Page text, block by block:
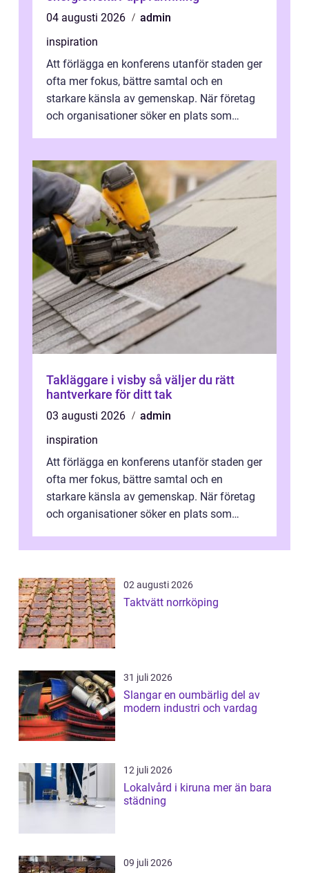
04 augusti 2026
admin
inspiration
Att förlägga en konferens utanför staden ger
ofta mer fokus, bättre samtal och en
starkare känsla av gemenskap. När företag
och organisationer söker en plats som
Takläggare i visby så väljer du rätt
hantverkare för ditt tak
03 augusti 2026
admin
inspiration
Att förlägga en konferens utanför staden ger
ofta mer fokus, bättre samtal och en
starkare känsla av gemenskap. När företag
och organisationer söker en plats som
02 augusti 2026
Taktvätt norrköping
31 juli 2026
Slangar en oumbärlig del av
modern industri och vardag
12 juli 2026
Lokalvård i kiruna mer än bara
städning
09 juli 2026